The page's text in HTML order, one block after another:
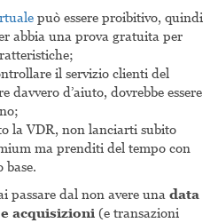
può essere proibitivo, quindi
abbia una prova gratuita per
il servizio clienti del
davvero d’aiuto, dovrebbe essere
la VDR, non lanciarti subito
ma prenditi del tempo con
base.
passare dal non avere una data
acquisizioni (e transazioni